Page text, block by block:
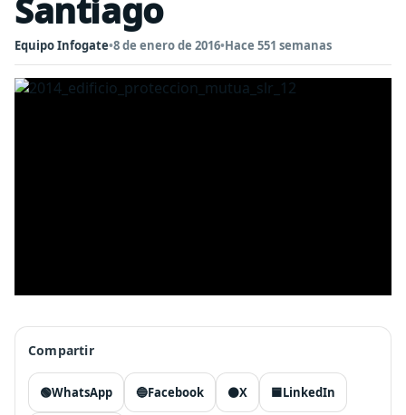
Santiago
Equipo Infogate•8 de enero de 2016•Hace 551 semanas
Compartir
🟢WhatsApp 🔵Facebook ⚫X 🟦LinkedIn